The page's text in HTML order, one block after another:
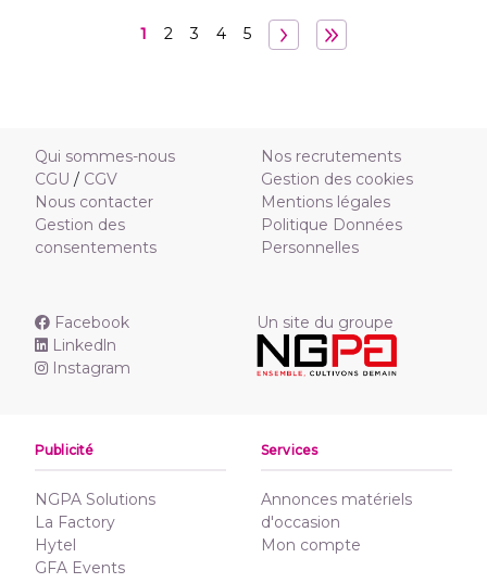
1 2 3 4 5
Qui sommes-nous
CGU / CGV
Nous contacter
Gestion des
consentements
Nos recrutements
Gestion des cookies
Mentions légales
Politique Données
Personnelles
Facebook
Linkedln
Instagram
Un site du groupe
Publicité
NGPA Solutions
La Factory
Hytel
GFA Events
Services
Annonces matériels
d'occasion
Mon compte